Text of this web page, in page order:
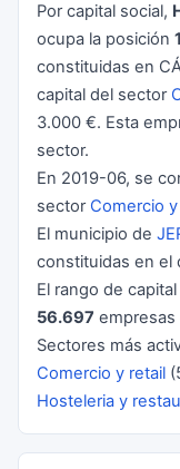
Por capital social,
ocupa la posición
constituidas en
capital del sector
3.000 €. Esta
sector.
En 2019-06, se
sector Comercio
El municipio de
constituidas en el
El rango de capital
56.697 empresas
Sectores más
Comercio y retail
Hosteleria y